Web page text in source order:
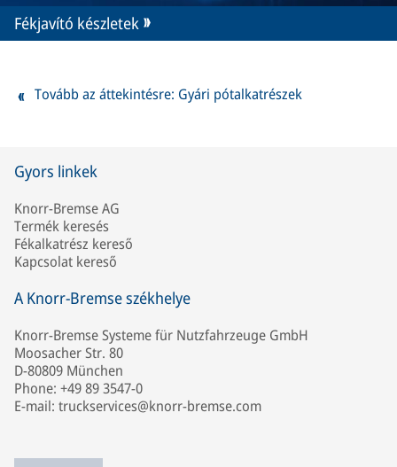
Fékjavító készletek
Tovább az áttekintésre: Gyári pótalkatrészek
Gyors linkek
Knorr-Bremse AG
Termék keresés
Fékalkatrész kereső
Kapcsolat kereső
A Knorr-Bremse székhelye
Knorr-Bremse Systeme für Nutzfahrzeuge GmbH
Moosacher Str. 80
D-80809 München
Phone: +49 89 3547-0
E-mail: truckservices@knorr-bremse.com